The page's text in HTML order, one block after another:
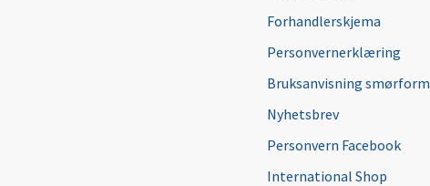
Forhandlerskjema
Personvernerklæring
Bruksanvisning smørform
Nyhetsbrev
Personvern Facebook
International Shop